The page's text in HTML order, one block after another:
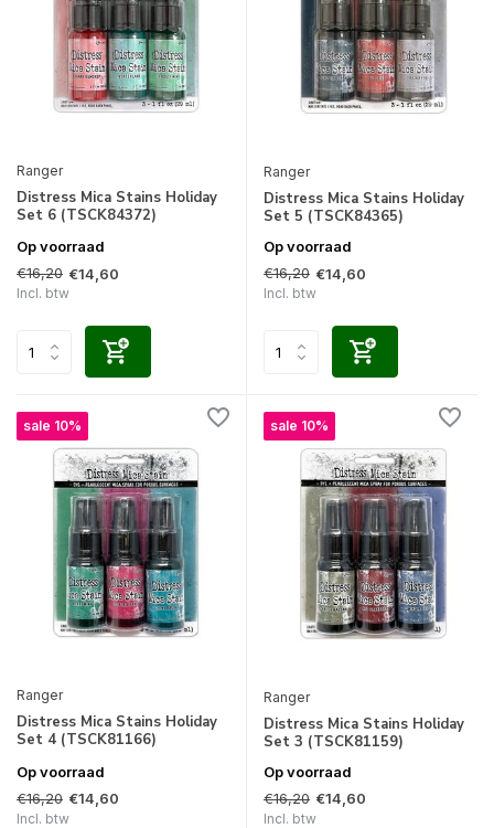
Ranger
Distress Mica Stains Holiday
Set 6 (TSCK84372)
Op voorraad
€16,20 €14,60
Incl. btw
Ranger
Distress Mica Stains Holiday
Set 5 (TSCK84365)
Op voorraad
€16,20 €14,60
Incl. btw
sale 10%
Ranger
Distress Mica Stains Holiday
Set 4 (TSCK81166)
Op voorraad
€16,20 €14,60
Incl. btw
sale 10%
Ranger
Distress Mica Stains Holiday
Set 3 (TSCK81159)
Op voorraad
€16,20 €14,60
Incl. btw